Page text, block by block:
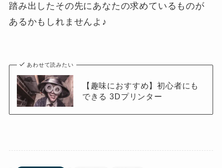
踏み出したその先にあなたの求めているものが
あるかもしれませんよ♪
あわせて読みたい
【趣味におすすめ】初心者にも
できる 3Dプリンター